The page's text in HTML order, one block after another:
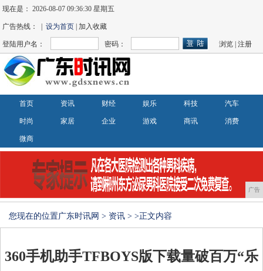
现在是：2026-08-07 09:36:30 星期五
广告热线： |设为首页 | 加入收藏
登陆用户名： 密码： 浏览 |注册
首页 资讯 财经 娱乐 科技 汽车
时尚 家居 企业 游戏 商讯 消费
微商
广告
您现在的位置广东时讯网 > 资讯 > >正文内容
360手机助手TFBOYS版下载量破百万“乐